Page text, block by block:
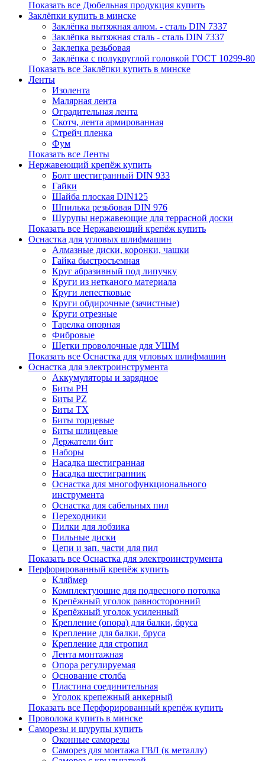
Показать все Дюбельная продукция купить
Заклёпки купить в минске
Заклёпка вытяжная алюм. - сталь DIN 7337
Заклёпка вытяжная сталь - сталь DIN 7337
Заклепка резьбовая
Заклёпка с полукруглой головкой ГОСТ 10299-80
Показать все Заклёпки купить в минске
Ленты
Изолента
Малярная лента
Оградительная лента
Скотч, лента армированная
Стрейч пленка
Фум
Показать все Ленты
Нержавеющий крепёж купить
Болт шестигранный DIN 933
Гайки
Шайба плоская DIN125
Шпилька резьбовая DIN 976
Шурупы нержавеющие для террасной доски
Показать все Нержавеющий крепёж купить
Оснастка для угловых шлифмашин
Алмазные диски, коронки, чашки
Гайка быстросъемная
Круг абразивный под липучку
Круги из нетканого материала
Круги лепестковые
Круги обдирочные (зачистные)
Круги отрезные
Тарелка опорная
Фибровые
Щетки проволочные для УШМ
Показать все Оснастка для угловых шлифмашин
Оснастка для электроинструмента
Аккумуляторы и зарядное
Биты PH
Биты PZ
Биты TX
Биты торцевые
Биты шлицевые
Держатели бит
Наборы
Насадка шестигранная
Насадка шестигранник
Оснастка для многофункционального
инструмента
Оснастка для сабельных пил
Переходники
Пилки для лобзика
Пильные диски
Цепи и зап. части для пил
Показать все Оснастка для электроинструмента
Перфорированный крепёж купить
Кляймер
Комплектуюшие для подвесного потолка
Крепёжный уголок равносторонний
Крепёжный уголок усиленный
Крепление (опора) для балки, бруса
Крепление для балки, бруса
Крепление для стропил
Лента монтажная
Опора регулируемая
Основание столба
Пластина соединительная
Уголок крепежный анкерный
Показать все Перфорированный крепёж купить
Проволока купить в минске
Саморезы и шурупы купить
Оконные саморезы
Саморез для монтажа ГВЛ (к металлу)